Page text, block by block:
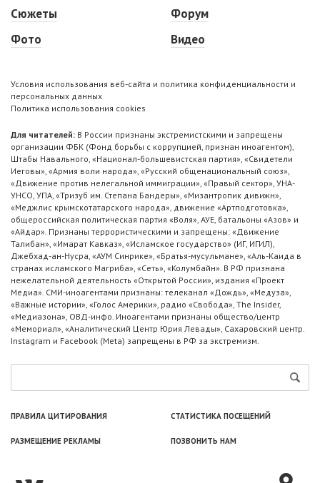
Сюжеты
Фото
Форум
Видео
Условия использования веб-сайта и политика конфиденциальности и
персональных данных
Политика использования cookies
Для читателей: В России признаны экстремистскими и запрещены
организации ФБК (Фонд борьбы с коррупцией, признан иноагентом),
Штабы Навального, «Национал-большевистская партия», «Свидетели
Иеговы», «Армия воли народа», «Русский общенациональный союз»,
«Движение против нелегальной иммиграции», «Правый сектор», УНА-
УНСО, УПА, «Тризуб им. Степана Бандеры», «Мизантропик дивижн»,
«Меджлис крымскотатарского народа», движение «Артподготовка»,
общероссийская политическая партия «Воля», АУЕ, батальоны «Азов» и
«Айдар». Признаны террористическими и запрещены: «Движение
Талибан», «Имарат Кавказ», «Исламское государство» (ИГ, ИГИЛ),
Джебхад-ан-Нусра, «АУМ Синрике», «Братья-мусульмане», «Аль-Каида в
странах исламского Магриба», «Сеть», «Колумбайн». В РФ признана
нежелательной деятельность «Открытой России», издания «Проект
Медиа». СМИ-иноагентами признаны: телеканал «Дождь», «Медуза»,
«Важные истории», «Голос Америки», радио «Свобода», The Insider,
«Медиазона», ОВД-инфо. Иноагентами признаны общество/центр
«Мемориал», «Аналитический Центр Юрия Левады», Сахаровский центр.
Instagram и Facebook (Metа) запрещены в РФ за экстремизм.
ПРАВИЛА ЦИТИРОВАНИЯ СТАТИСТИКА ПОСЕЩЕНИЙ
РАЗМЕЩЕНИЕ РЕКЛАМЫ ПОЗВОНИТЬ НАМ